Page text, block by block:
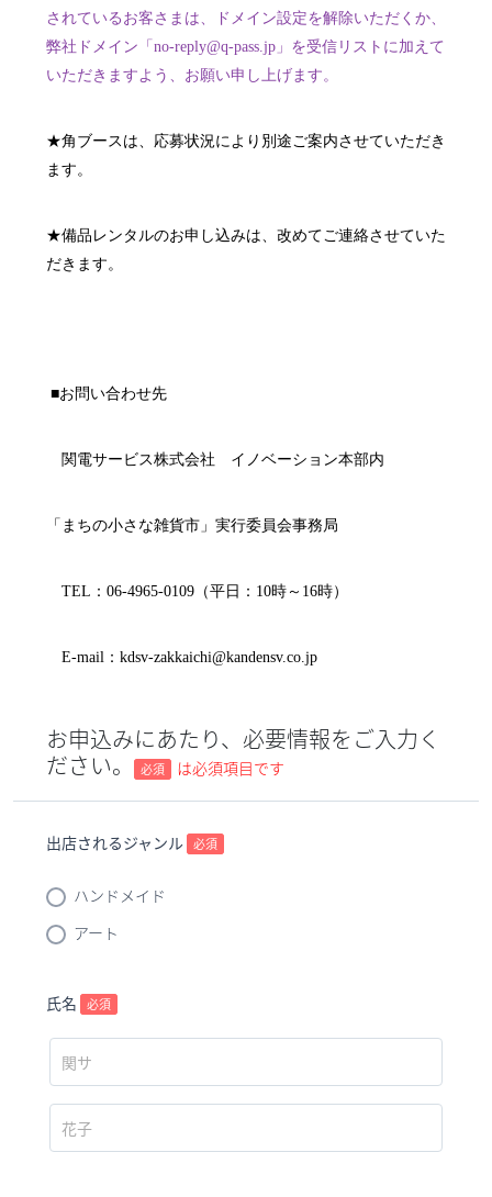
されているお客さまは、ドメイン設定を解除いただくか、
弊社ドメイン「no-reply@q-pass.jp」を受信リストに加えて
いただきますよう、お願い申し上げます。
★角ブースは、応募状況により別途ご案内させていただき
ます。
★備品レンタルのお申し込みは、改めてご連絡させていた
だきます。
■お問い合わせ先
関電サービス株式会社 イノベーション本部内
「まちの小さな雑貨市」実行委員会事務局
TEL：06-4965-0109（平日：10時～16時）
E-mail：kdsv-zakkaichi@kandensv.co.jp
お申込みにあたり、必要情報をご入力く
ださい。
必須 は必須項目です
出店されるジャンル 必須
ハンドメイド
アート
氏名 必須